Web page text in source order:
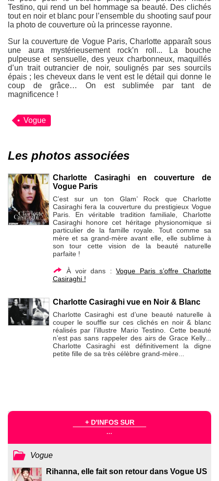
Testino, qui rend un bel hommage sa beauté. Des clichés
tout en noir et blanc pour l’ensemble du shooting sauf pour
la photo de couverture où la princesse rayonne.
Sur la couverture de Vogue Paris, Charlotte apparaît sous
une aura mystérieusement rock’n roll... La bouche
pulpeuse et sensuelle, des yeux charbonneux, maquillés
d’un trait outrancier de noir, soulignés par ses sourcils
épais ; les cheveux dans le vent est le détail qui donne le
coup de grâce… On est sublimée par tant de
magnificence !
Vogue
Les photos associées
Charlotte Casiraghi en couverture de
Vogue Paris
C’est sur un ton Glam’ Rock que Charlotte
Casiraghi fera la couverture du prestigieux Vogue
Paris. En véritable tradition familiale, Charlotte
Casiraghi honore cet héritage physionomique si
particulier de la famille royale. Tout comme sa
mère et sa grand-mère avant elle, elle sublime à
son tour cette vision de la beauté naturelle
parfaite !
À voir dans :Vogue Paris s’offre Charlotte
Casiraghi !
Charlotte Casiraghi vue en Noir & Blanc
Charlotte Casiraghi est d’une beauté naturelle à
couper le souffle sur ces clichés en noir & blanc
réalisés par l’illustre Mario Testino. Cette beauté
n’est pas sans rappeler des airs de Grace Kelly...
Charlotte Casiraghi est définitivement la digne
petite fille de sa très célèbre grand-mère...
+ D'INFOS SUR
...
Vogue
Rihanna, elle fait son retour dans Vogue US